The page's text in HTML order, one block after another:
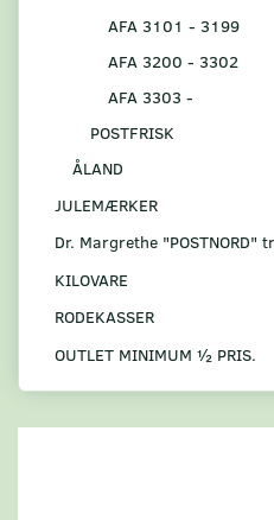
AFA 3101 - 3199
AFA 3200 - 3302
AFA 3303 -
POSTFRISK
ÅLAND
JULEMÆRKER
Dr. Margrethe "POSTNORD"
KILOVARE
RODEKASSER
OUTLET MINIMUM ½ PRIS.